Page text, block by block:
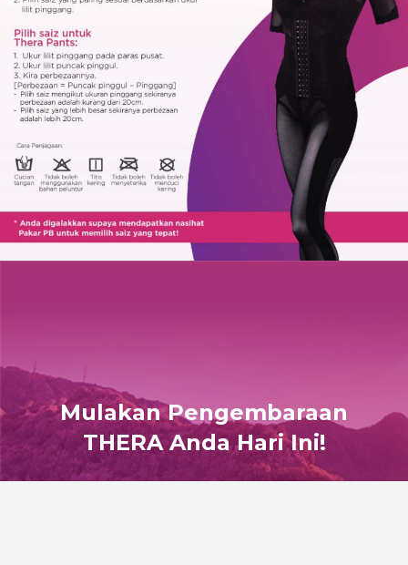
Mulakan Pengembaraan
THERA Anda Hari Ini!
Berjumpa dengan konsultan kami dan ketahui cara-